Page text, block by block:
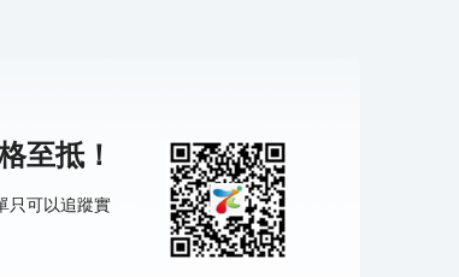
至抵！
只可以追蹤實